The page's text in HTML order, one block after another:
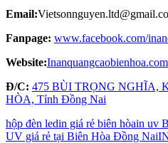
Email:
Fanpage: www.facebook.com/
Website:Inanquangcaobienhoa.com
Đ/C: 475 BÙI TRỌNG NGHĨA,
HÒA, Tỉnh Đồng Nai
hộp đèn ledin giá rẻ biên hòain uv
UV giá rẻ tại Biên Hòa Đồng Nai